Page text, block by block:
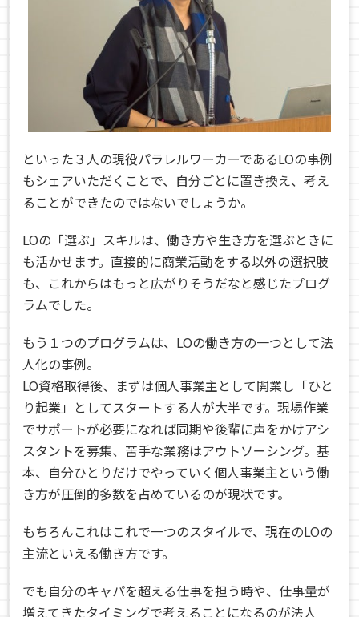
といった３人の現役パラレルワーカーであるLOの事例
もシェアいただくことで、自分ごとに置き換え、考え
ることができたのではないでしょうか。
LOの「選ぶ」スキルは、働き方や生き方を選ぶときに
も活かせます。直接的に商業活動をする以外の選択肢
も、これからはもっと広がりそうだなと感じたプログ
ラムでした。
もう１つのプログラムは、LOの働き方の一つとして法
人化の事例。
LO資格取得後、まずは個人事業主として開業し「ひと
り起業」としてスタートする人が大半です。現場作業
でサポートが必要になれば同期や後輩に声をかけアシ
スタントを募集、苦手な業務はアウトソーシング。基
本、自分ひとりだけでやっていく個人事業主という働
き方が圧倒的多数を占めているのが現状です。
もちろんこれはこれで一つのスタイルで、現在のLOの
主流といえる働き方です。
でも自分のキャパを超える仕事を担う時や、仕事量が
増えてきたタイミングで考えることになるのが法人